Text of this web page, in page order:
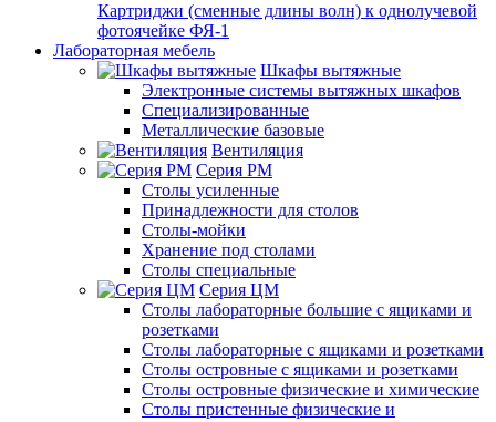
Картриджи (сменные длины волн) к однолучевой
фотоячейке ФЯ-1
Лабораторная мебель
Шкафы вытяжные
Электронные системы вытяжных шкафов
Специализированные
Металлические базовые
Вентиляция
Серия РМ
Столы усиленные
Принадлежности для столов
Столы-мойки
Хранение под столами
Столы специальные
Серия ЦМ
Столы лабораторные большие с ящиками и
розетками
Столы лабораторные с ящиками и розетками
Столы островные с ящиками и розетками
Столы островные физические и химические
Столы пристенные физические и